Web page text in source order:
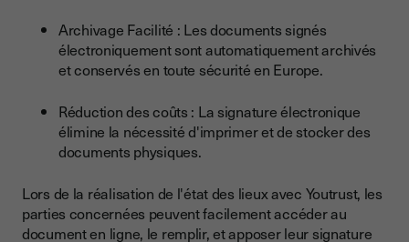
Archivage Facilité : Les documents signés
électroniquement sont automatiquement archivés
et conservés en toute sécurité en Europe.
Réduction des coûts : La signature électronique
élimine la nécessité d'imprimer et de stocker des
documents physiques.
Lors de la réalisation de l'état des lieux avec Youtrust, les
parties concernées peuvent facilement accéder au
document en ligne, le remplir, et apposer leur signature